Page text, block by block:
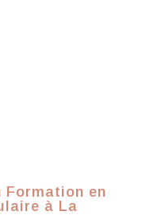
Formation en
à La